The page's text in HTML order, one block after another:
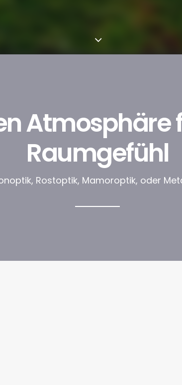
Atmosphäre
Raumgefühl
Rostoptik, Mamoroptik, oder